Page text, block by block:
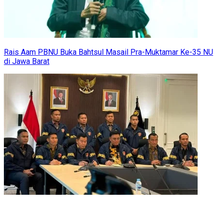
Rais Aam PBNU Buka Bahtsul Masail Pra-Muktamar Ke-35 NU
di Jawa Barat